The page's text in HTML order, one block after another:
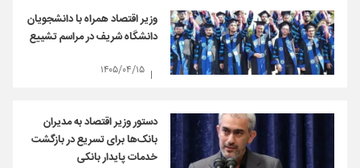
وزیر اقتصاد همراه با دانشجویان
دانشگاه شریف در مراسم تشییع
۱۴۰۵/۰۴/۱۵
دستور وزیر اقتصاد به مدیران
بانک‌ها برای تسریع در بازگشت
خدمات پایدار بانکی